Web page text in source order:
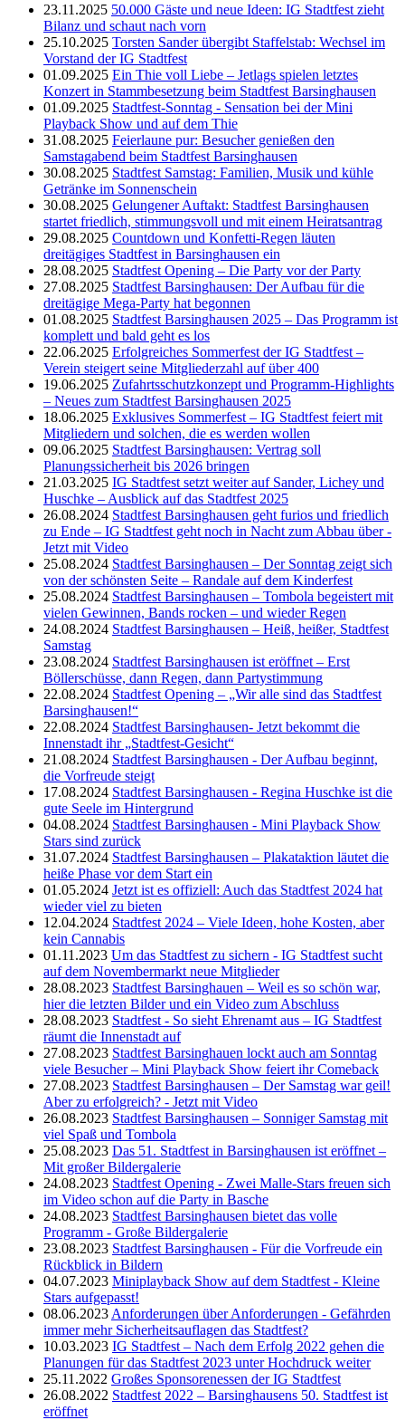
23.11.2025 50.000 Gäste und neue Ideen: IG Stadtfest zieht
Bilanz und schaut nach vorn
25.10.2025 Torsten Sander übergibt Staffelstab: Wechsel im
Vorstand der IG Stadtfest
01.09.2025 Ein Thie voll Liebe – Jetlags spielen letztes
Konzert in Stammbesetzung beim Stadtfest Barsinghausen
01.09.2025 Stadtfest-Sonntag - Sensation bei der Mini
Playback Show und auf dem Thie
31.08.2025 Feierlaune pur: Besucher genießen den
Samstagabend beim Stadtfest Barsinghausen
30.08.2025 Stadtfest Samstag: Familien, Musik und kühle
Getränke im Sonnenschein
30.08.2025 Gelungener Auftakt: Stadtfest Barsinghausen
startet friedlich, stimmungsvoll und mit einem Heiratsantrag
29.08.2025 Countdown und Konfetti-Regen läuten
dreitägiges Stadtfest in Barsinghausen ein
28.08.2025 Stadtfest Opening – Die Party vor der Party
27.08.2025 Stadtfest Barsinghausen: Der Aufbau für die
dreitägige Mega-Party hat begonnen
01.08.2025 Stadtfest Barsinghausen 2025 – Das Programm ist
komplett und bald geht es los
22.06.2025 Erfolgreiches Sommerfest der IG Stadtfest –
Verein steigert seine Mitgliederzahl auf über 400
19.06.2025 Zufahrtsschutzkonzept und Programm-Highlights
– Neues zum Stadtfest Barsinghausen 2025
18.06.2025 Exklusives Sommerfest – IG Stadtfest feiert mit
Mitgliedern und solchen, die es werden wollen
09.06.2025 Stadtfest Barsinghausen: Vertrag soll
Planungssicherheit bis 2026 bringen
21.03.2025 IG Stadtfest setzt weiter auf Sander, Lichey und
Huschke – Ausblick auf das Stadtfest 2025
26.08.2024 Stadtfest Barsinghausen geht furios und friedlich
zu Ende – IG Stadtfest geht noch in Nacht zum Abbau über -
Jetzt mit Video
25.08.2024 Stadtfest Barsinghausen – Der Sonntag zeigt sich
von der schönsten Seite – Randale auf dem Kinderfest
25.08.2024 Stadtfest Barsinghausen – Tombola begeistert mit
vielen Gewinnen, Bands rocken – und wieder Regen
24.08.2024 Stadtfest Barsinghausen – Heiß, heißer, Stadtfest
Samstag
23.08.2024 Stadtfest Barsinghausen ist eröffnet – Erst
Böllerschüsse, dann Regen, dann Partystimmung
22.08.2024 Stadtfest Opening – „Wir alle sind das Stadtfest
Barsinghausen!“
22.08.2024 Stadtfest Barsinghausen- Jetzt bekommt die
Innenstadt ihr „Stadtfest-Gesicht“
21.08.2024 Stadtfest Barsinghausen - Der Aufbau beginnt,
die Vorfreude steigt
17.08.2024 Stadtfest Barsinghausen - Regina Huschke ist die
gute Seele im Hintergrund
04.08.2024 Stadtfest Barsinghausen - Mini Playback Show
Stars sind zurück
31.07.2024 Stadtfest Barsinghausen – Plakataktion läutet die
heiße Phase vor dem Start ein
01.05.2024 Jetzt ist es offiziell: Auch das Stadtfest 2024 hat
wieder viel zu bieten
12.04.2024 Stadtfest 2024 – Viele Ideen, hohe Kosten, aber
kein Cannabis
01.11.2023 Um das Stadtfest zu sichern - IG Stadtfest sucht
auf dem Novembermarkt neue Mitglieder
28.08.2023 Stadtfest Barsinghauen – Weil es so schön war,
hier die letzten Bilder und ein Video zum Abschluss
28.08.2023 Stadtfest - So sieht Ehrenamt aus – IG Stadtfest
räumt die Innenstadt auf
27.08.2023 Stadtfest Barsinghauen lockt auch am Sonntag
viele Besucher – Mini Playback Show feiert ihr Comeback
27.08.2023 Stadtfest Barsinghausen – Der Samstag war geil!
Aber zu erfolgreich? - Jetzt mit Video
26.08.2023 Stadtfest Barsinghausen – Sonniger Samstag mit
viel Spaß und Tombola
25.08.2023 Das 51. Stadtfest in Barsinghausen ist eröffnet –
Mit großer Bildergalerie
24.08.2023 Stadtfest Opening - Zwei Malle-Stars freuen sich
im Video schon auf die Party in Basche
24.08.2023 Stadtfest Barsinghausen bietet das volle
Programm - Große Bildergalerie
23.08.2023 Stadtfest Barsinghausen - Für die Vorfreude ein
Rückblick in Bildern
04.07.2023 Miniplayback Show auf dem Stadtfest - Kleine
Stars aufgepasst!
08.06.2023 Anforderungen über Anforderungen - Gefährden
immer mehr Sicherheitsauflagen das Stadtfest?
10.03.2023 IG Stadtfest – Nach dem Erfolg 2022 gehen die
Planungen für das Stadtfest 2023 unter Hochdruck weiter
25.11.2022 Großes Sponsorenessen der IG Stadtfest
26.08.2022 Stadtfest 2022 – Barsinghausens 50. Stadtfest ist
eröffnet